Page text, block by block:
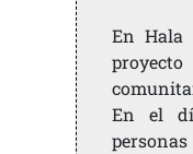
En Hala
En el